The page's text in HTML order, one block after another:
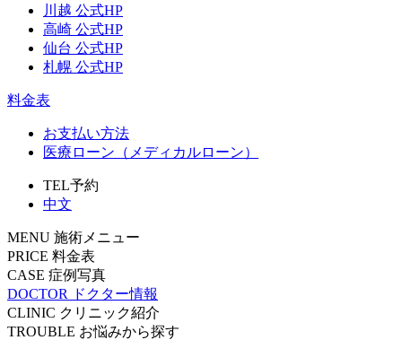
川越 公式HP
高崎 公式HP
仙台 公式HP
札幌 公式HP
料金表
お支払い方法
医療ローン（メディカルローン）
TEL予約
中文
MENU 施術メニュー
PRICE 料金表
CASE 症例写真
DOCTOR
ドクター情報
CLINIC クリニック紹介
TROUBLE お悩みから探す